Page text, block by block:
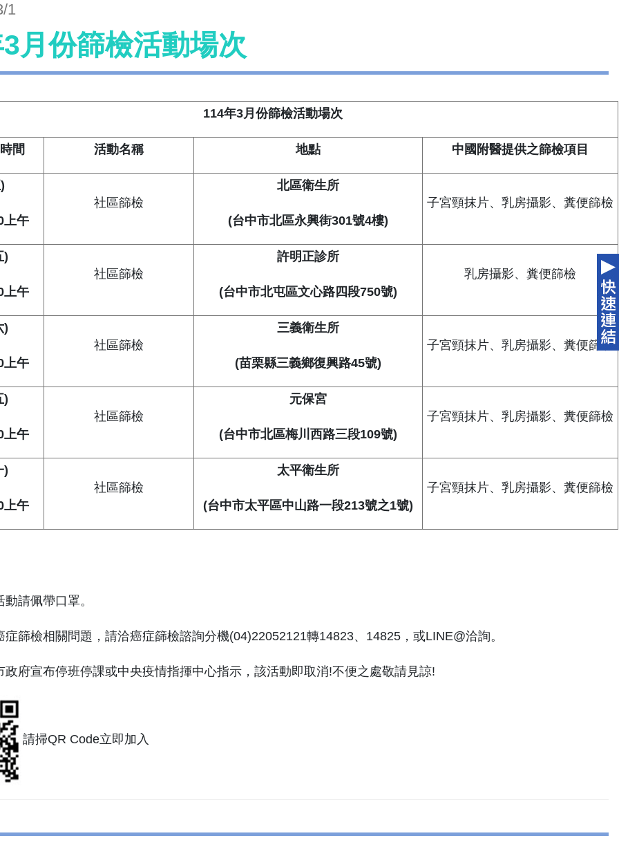
1
月份篩檢活動場次
114年3月份篩檢活動場次
間 活動名稱 地點 中國附醫提供之篩檢項目
上午
社區篩檢
北區衛生所
(台中市北區永興街301號4樓)
子宮頸抹片、乳房攝影、糞便篩檢
)
上午
社區篩檢
許明正診所
(台中市北屯區文心路四段750號)
乳房攝影、糞便篩檢
)
上午
社區篩檢
三義衛生所
(苗栗縣三義鄉復興路45號)
子宮頸抹片、乳房攝影、糞便篩檢
)
上午
社區篩檢
元保宮
(台中市北區梅川西路三段109號)
子宮頸抹片、乳房攝影、糞便篩檢
)
上午
社區篩檢
太平衛生所
(台中市太平區中山路一段213號之1號)
子宮頸抹片、乳房攝影、糞便篩檢
請佩帶口罩。
症篩檢相關問題，請洽癌症篩檢諮詢分機(04)22052121轉14823、14825，或LINE@洽詢。
政府宣布停班停課或中央疫情指揮中心指示，該活動即取消!不便之處敬請見諒!
請掃QR Code立即加入